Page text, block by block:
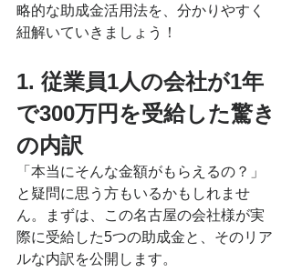
略的な助成金活用法を、分かりやすく
紐解いていきましょう！
1. 従業員1人の会社が1年
で300万円を受給した驚き
の内訳
「本当にそんな金額がもらえるの？」
と疑問に思う方もいるかもしれませ
ん。まずは、この名古屋の会社様が実
際に受給した5つの助成金と、そのリア
ルな内訳を公開します。